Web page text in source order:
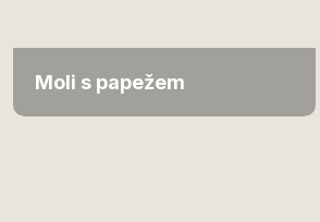
Moli s papežem